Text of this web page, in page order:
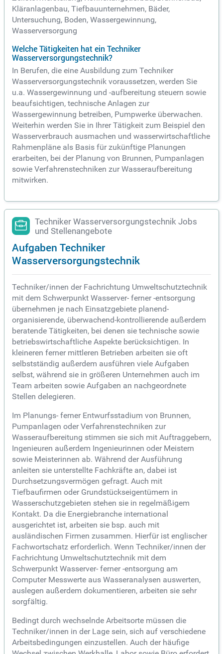
Kläranlagenbau, Tiefbauunternehmen, Bäder,
Untersuchung, Boden, Wassergewinnung,
Wasserversorgung
Welche Tätigkeiten hat ein Techniker
Wasserversorgungstechnik?
In Berufen, die eine Ausbildung zum Techniker
Wasserversorgungstechnik voraussetzen, werden Sie
u.a. Wassergewinnung und -aufbereitung steuern sowie
beaufsichtigen, technische Anlagen zur
Wassergewinnung betreiben, Pumpwerke überwachen.
Weiterhin werden Sie in Ihrer Tätigkeit zum Beispiel den
Wasserverbrauch ausmachen und wasserwirtschaftliche
Rahmenpläne als Basis für zukünftige Planungen
erarbeiten, bei der Planung von Brunnen, Pumpanlagen
sowie Verfahrenstechniken zur Wasseraufbereitung
mitwirken.
Techniker Wasserversorgungstechnik Jobs
und Stellenangebote
Aufgaben Techniker
Wasserversorgungstechnik
Techniker/innen der Fachrichtung Umweltschutztechnik
mit dem Schwerpunkt Wasserver- ferner -entsorgung
übernehmen je nach Einsatzgebiete planend-
organisierende, überwachend-kontrollierende außerdem
beratende Tätigkeiten, bei denen sie technische sowie
betriebswirtschaftliche Aspekte berücksichtigen. In
kleineren ferner mittleren Betrieben arbeiten sie oft
selbstständig außerdem ausführen viele Aufgaben
selbst, während sie in größeren Unternehmen auch im
Team arbeiten sowie Aufgaben an nachgeordnete
Stellen delegieren.
Im Planungs- ferner Entwurfsstadium von Brunnen,
Pumpanlagen oder Verfahrenstechniken zur
Wasseraufbereitung stimmen sie sich mit Auftraggebern,
Ingenieuren außerdem Ingenieurinnen oder Meistern
sowie Meisterinnen ab. Während der Ausführung
anleiten sie unterstellte Fachkräfte an, dabei ist
Durchsetzungsvermögen gefragt. Auch mit
Tiefbaufirmen oder Grundstückseigentümern in
Wasserschutzgebieten stehen sie in regelmäßigem
Kontakt. Da die Energiebranche international
ausgerichtet ist, arbeiten sie bsp. auch mit
ausländischen Firmen zusammen. Hierfür ist englischer
Fachwortschatz erforderlich. Wenn Techniker/innen der
Fachrichtung Umweltschutztechnik mit dem
Schwerpunkt Wasserver- ferner -entsorgung am
Computer Messwerte aus Wasseranalysen auswerten,
auslegen außerdem dokumentieren, arbeiten sie sehr
sorgfältig.
Bedingt durch wechselnde Arbeitsorte müssen die
Techniker/innen in der Lage sein, sich auf verschiedene
Arbeitsbedingungen einzustellen. Auch der häufige